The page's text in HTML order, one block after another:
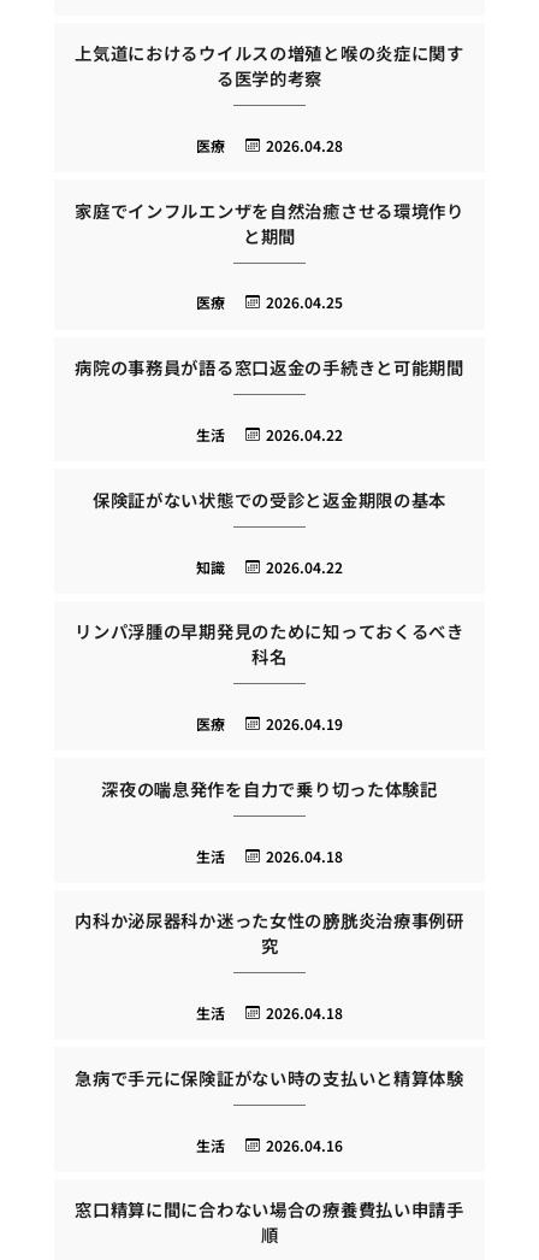
上気道におけるウイルスの増殖と喉の炎症に関す
る医学的考察
2026.04.28
医療
家庭でインフルエンザを自然治癒させる環境作り
と期間
2026.04.25
医療
病院の事務員が語る窓口返金の手続きと可能期間
2026.04.22
生活
保険証がない状態での受診と返金期限の基本
2026.04.22
知識
リンパ浮腫の早期発見のために知っておくるべき
科名
2026.04.19
医療
深夜の喘息発作を自力で乗り切った体験記
2026.04.18
生活
内科か泌尿器科か迷った女性の膀胱炎治療事例研
究
2026.04.18
生活
急病で手元に保険証がない時の支払いと精算体験
2026.04.16
生活
窓口精算に間に合わない場合の療養費払い申請手
順